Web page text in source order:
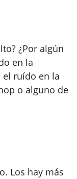
¿Por algún
en la
ruído en la
o alguno de
Los hay más